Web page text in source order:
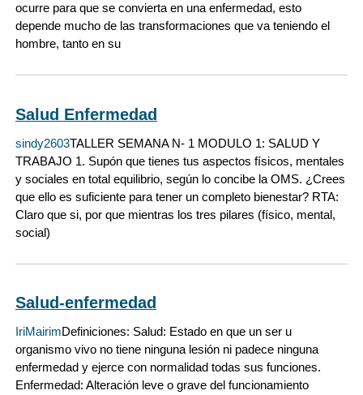
ocurre para que se convierta en una enfermedad, esto
depende mucho de las transformaciones que va teniendo el
hombre, tanto en su
Salud Enfermedad
sindy2603TALLER SEMANA N- 1 MODULO 1: SALUD Y
TRABAJO 1. Supón que tienes tus aspectos físicos, mentales
y sociales en total equilibrio, según lo concibe la OMS. ¿Crees
que ello es suficiente para tener un completo bienestar? RTA:
Claro que si, por que mientras los tres pilares (físico, mental,
social)
Salud-enfermedad
IriMairimDefiniciones: Salud: Estado en que un ser u
organismo vivo no tiene ninguna lesión ni padece ninguna
enfermedad y ejerce con normalidad todas sus funciones.
Enfermedad: Alteración leve o grave del funcionamiento